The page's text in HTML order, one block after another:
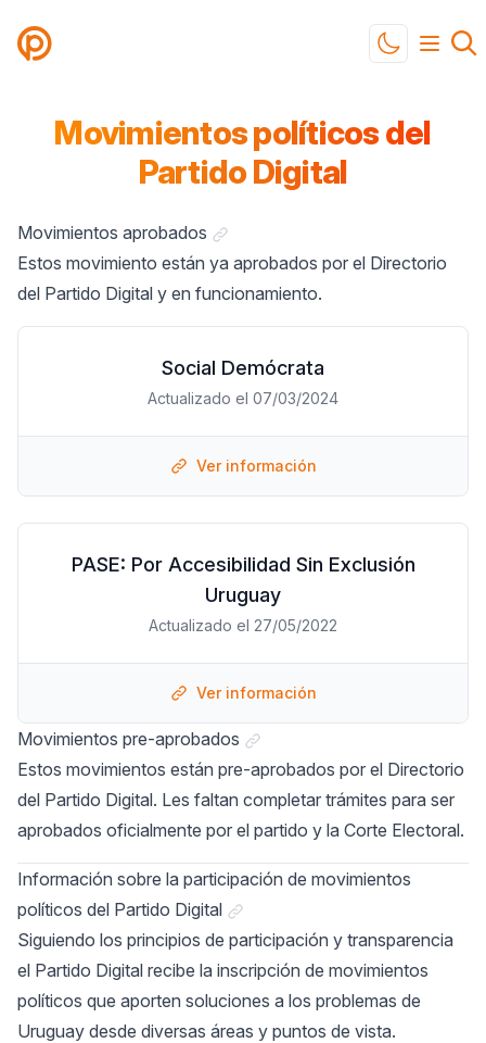
Partido Digital
Toggle
Movimientos políticos del
Partido Digital
Movimientos aprobados Link a "Movimientos aprobados"
Estos movimiento están ya aprobados por el Directorio
del Partido Digital y en funcionamiento.
Social Demócrata
Actualizado el 07/03/2024
Ver información
PASE: Por Accesibilidad Sin Exclusión
Uruguay
Actualizado el 27/05/2022
Ver información
Movimientos pre-aprobados Link a "Movimientos pre-
Estos movimientos están pre-aprobados por el Directorio
del Partido Digital. Les faltan completar trámites para ser
aprobados oficialmente por el partido y la Corte Electoral.
Información sobre la participación de movimientos
políticos del Partido Digital Link a "Información sobre la
Siguiendo los principios de participación y transparencia
el Partido Digital recibe la inscripción de movimientos
políticos que aporten soluciones a los problemas de
Uruguay desde diversas áreas y puntos de vista.